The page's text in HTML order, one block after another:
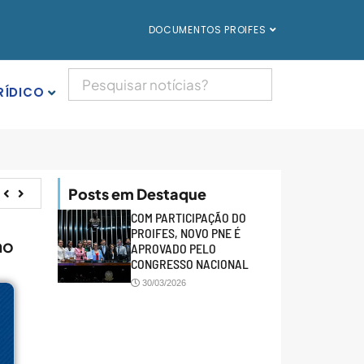
DOCUMENTOS PROIFES
Posts em Destaque
COM PARTICIPAÇÃO DO
PROIFES, NOVO PNE É
APROVADO PELO
CONGRESSO NACIONAL
30/03/2026